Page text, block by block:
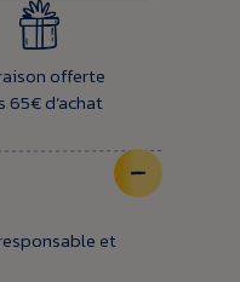
offerte
65€ d’achat
et